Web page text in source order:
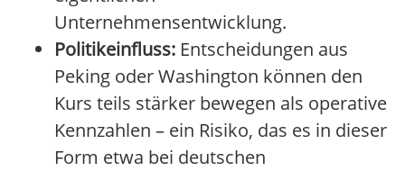
Unternehmensentwicklung.
Politikeinfluss: Entscheidungen aus
Peking oder Washington können den
Kurs teils stärker bewegen als operative
Kennzahlen – ein Risiko, das es in dieser
Form etwa bei deutschen